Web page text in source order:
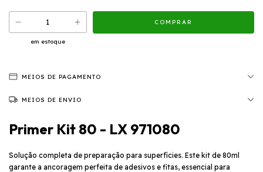
em estoque
MEIOS DE PAGAMENTO
MEIOS DE ENVIO
Primer Kit 80 - LX 971080
Solução completa de preparação para superfícies. Este kit de 80ml
garante a ancoragem perfeita de adesivos e fitas, essencial para